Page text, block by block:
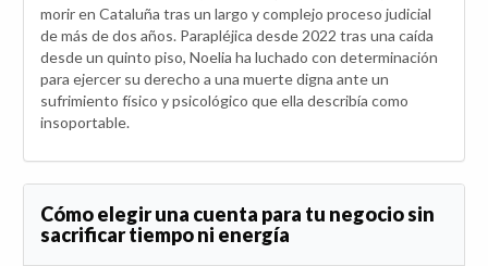
morir en Cataluña tras un largo y complejo proceso judicial
de más de dos años. Parapléjica desde 2022 tras una caída
desde un quinto piso, Noelia ha luchado con determinación
para ejercer su derecho a una muerte digna ante un
sufrimiento físico y psicológico que ella describía como
insoportable.
Cómo elegir una cuenta para tu negocio sin
sacrificar tiempo ni energía